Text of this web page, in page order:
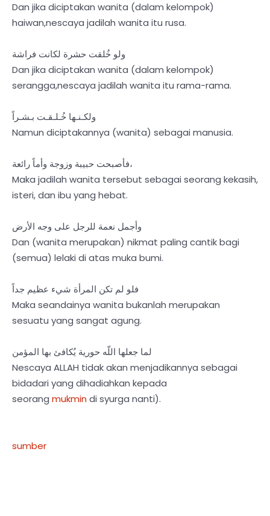
Dan jika diciptakan wanita (dalam kelompok)
haiwan,nescaya jadilah wanita itu rusa.
ولو خُلقت حشرة لكانت فراشة
Dan jika diciptakan wanita (dalam kelompok)
serangga,nescaya jadilah wanita itu rama-rama.
ولكـنـها خُـلـقـت بـشـراً
Namun diciptakannya (wanita) sebagai manusia.
فأصبحت حبيبة وزوجة وأماً رائعة،
Maka jadilah wanita tersebut sebagai seorang kekasih,
isteri, dan ibu yang hebat.
وأجمل نعمة للرجل على وجه الأرض
Dan (wanita merupakan) nikmat paling cantik bagi
(semua) lelaki di atas muka bumi.
فلو لم تكن المرأة شيء عظيم جداً
Maka seandainya wanita bukanlah merupakan
sesuatu yang sangat agung.
لما جعلها اللّه حورية يُكافئ بها المؤمن
Nescaya ALLAH tidak akan menjadikannya sebagai
bidadari yang dihadiahkan kepada
seorang mukmindi syurga nanti).
sumber